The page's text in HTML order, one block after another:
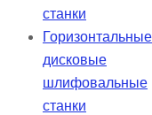
станки
Горизонтальные
дисковые
шлифовальные
станки